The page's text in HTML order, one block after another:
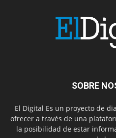
SOBRE
El Digital Es un proyecto de
ofrecer a través de una
la posibilidad de estar